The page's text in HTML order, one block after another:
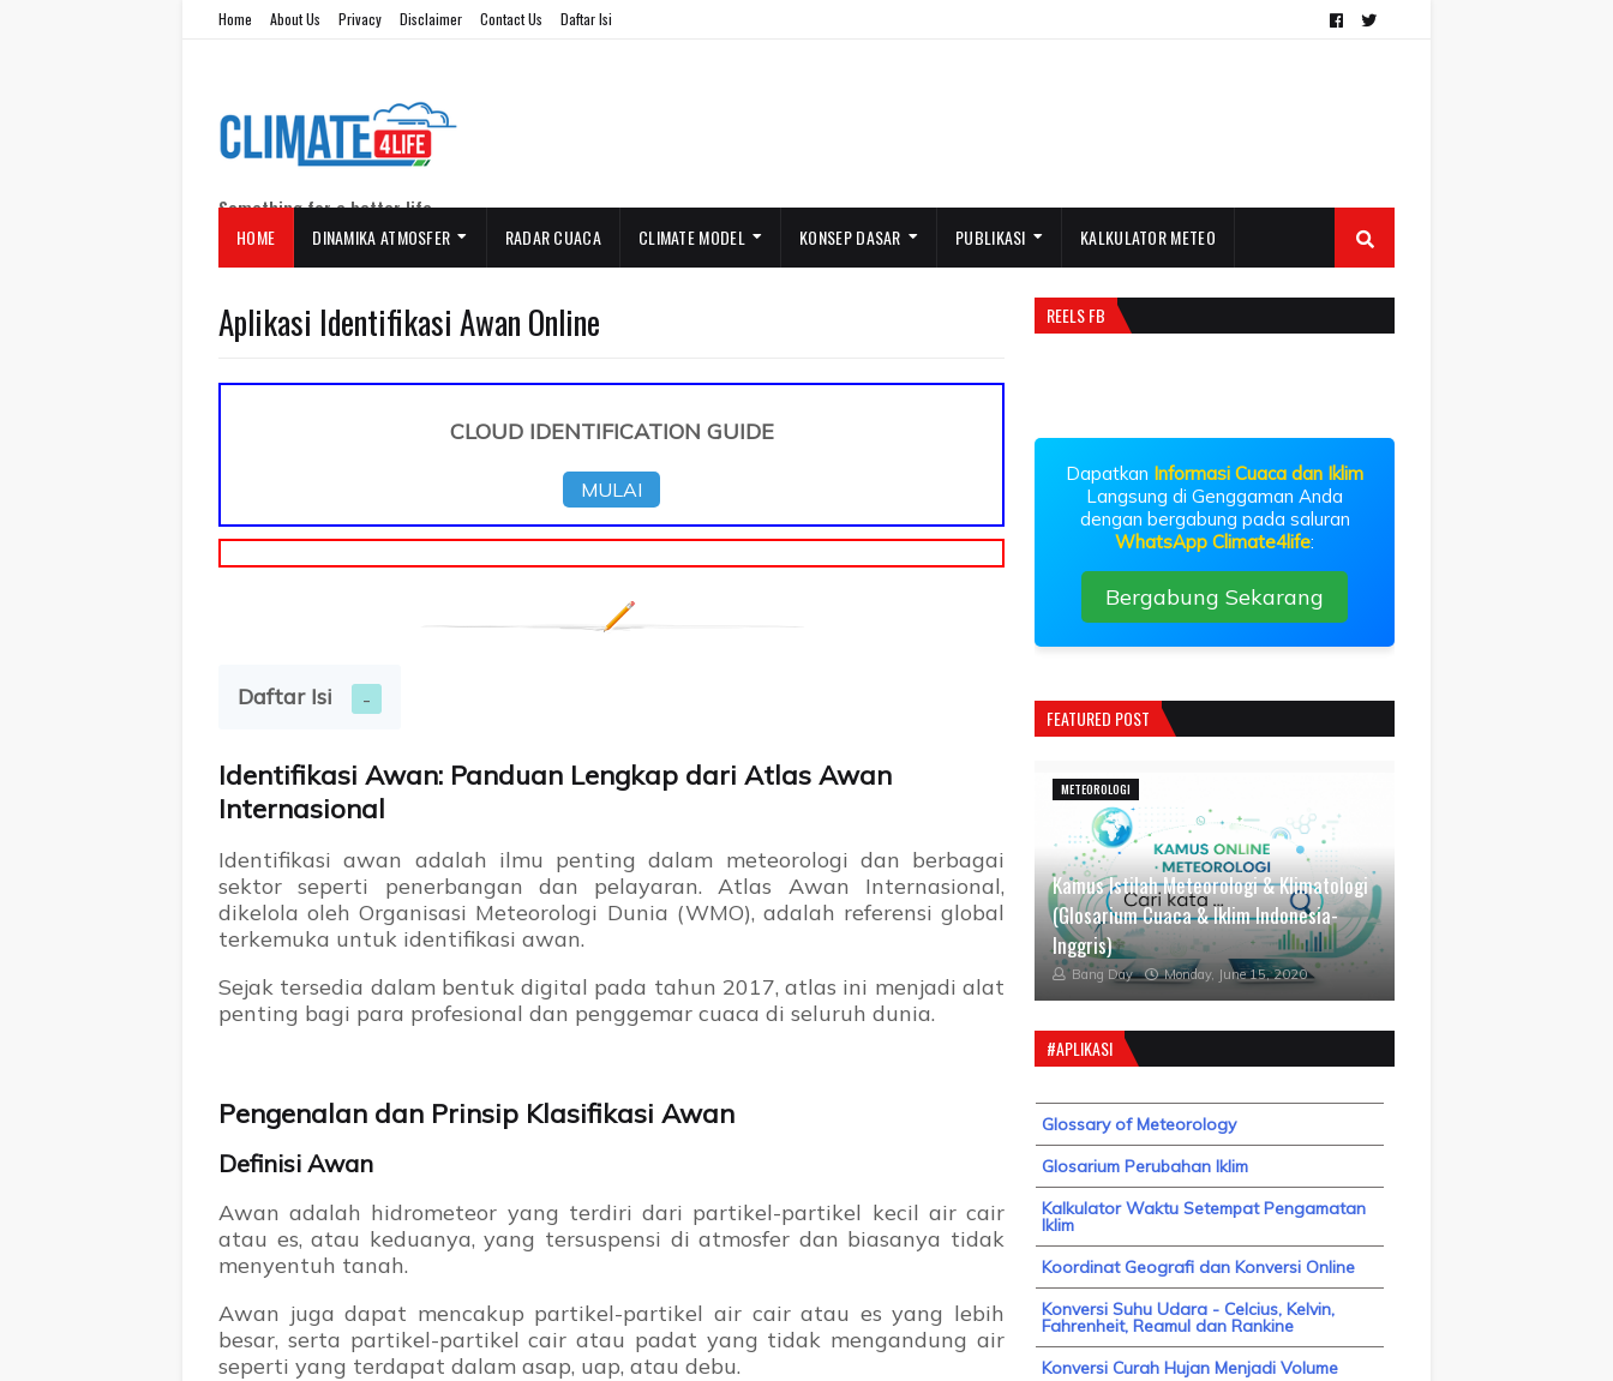
Home About Us Privacy Disclaimer Contact Us Daftar Isi
Something for a better life
HOME DINAMIKA ATMOSFER RADAR CUACA CLIMATE MODEL KONSEP DASAR PUBLIKASI KALKULATOR METEO
Aplikasi Identifikasi Awan Online
CLOUD IDENTIFICATION GUIDE
MULAI
Daftar Isi
Identifikasi Awan: Panduan Lengkap dari Atlas Awan
Internasional
Identifikasi awan adalah ilmu penting dalam meteorologi dan berbagai
sektor seperti penerbangan dan pelayaran. Atlas Awan Internasional,
dikelola oleh Organisasi Meteorologi Dunia (WMO), adalah referensi global
terkemuka untuk identifikasi awan.
Sejak tersedia dalam bentuk digital pada tahun 2017, atlas ini menjadi alat
penting bagi para profesional dan penggemar cuaca di seluruh dunia.
Pengenalan dan Prinsip Klasifikasi Awan
Definisi Awan
Awan adalah hidrometeor yang terdiri dari partikel-partikel kecil air cair
atau es, atau keduanya, yang tersuspensi di atmosfer dan biasanya tidak
menyentuh tanah.
Awan juga dapat mencakup partikel-partikel air cair atau es yang lebih
besar, serta partikel-partikel cair atau padat yang tidak mengandung air
seperti yang terdapat dalam asap, uap, atau debu.
REELS FB
Dapatkan Informasi Cuaca dan Iklim
Langsung di Genggaman Anda
dengan bergabung pada saluran
WhatsApp Climate4life:
Bergabung Sekarang
FEATURED POST
METEOROLOGI
Kamus Istilah Meteorologi & Klimatologi
(Glosarium Cuaca & Iklim Indonesia-
Inggris)
Bang Day Monday, June 15, 2020
#APLIKASI
Glossary of Meteorology
Glosarium Perubahan Iklim
Kalkulator Waktu Setempat Pengamatan
Iklim
Koordinat Geografi dan Konversi Online
Konversi Suhu Udara - Celcius, Kelvin,
Fahrenheit, Reamul dan Rankine
Konversi Curah Hujan Menjadi Volume